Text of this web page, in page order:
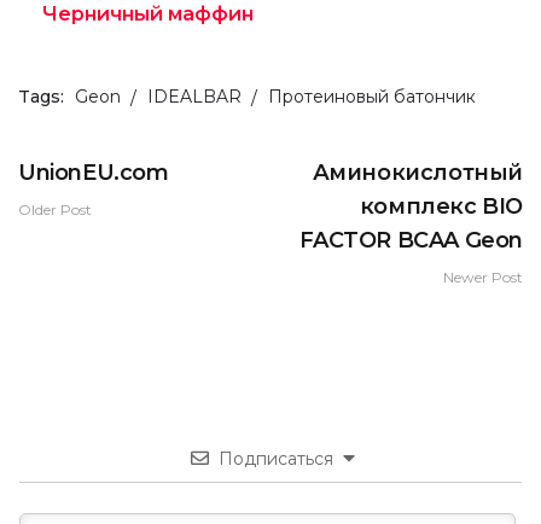
Черничный маффин
Tags: Geon IDEALBAR Протеиновый батончик
UnionEU.com
Older Post
Аминокислотный
комплекс BIO
FACTOR BCAA Geon
Newer Post
Подписаться